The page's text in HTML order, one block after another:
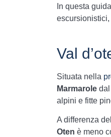
In questa
escursionistici,
Val
Situata nella
Marmaroledal
alpini e fitte
A differenza
Oten è meno